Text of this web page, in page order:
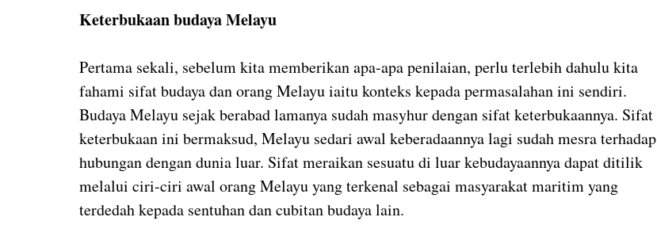
Keterbukaan budaya Melayu
Pertama sekali, sebelum kita memberikan apa-apa penilaian, perlu terlebih dahulu kita
fahami sifat budaya dan orang Melayu iaitu konteks kepada permasalahan ini sendiri.
Budaya Melayu sejak berabad lamanya sudah masyhur dengan sifat keterbukaannya. Sifat
keterbukaan ini bermaksud, Melayu sedari awal keberadaannya lagi sudah mesra terhadap
hubungan dengan dunia luar. Sifat meraikan sesuatu di luar kebudayaannya dapat ditilik
melalui ciri-ciri awal orang Melayu yang terkenal sebagai masyarakat maritim yang
terdedah kepada sentuhan dan cubitan budaya lain.